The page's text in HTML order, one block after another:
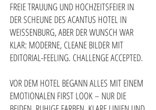
FREIE TRAUUNG UND HOCHZEITSFEIER IN
DER SCHEUNE DES ACANTUS HOTEL IN
WEISSENBURG, ABER DER WUNSCH WAR
KLAR: MODERNE, CLEANE BILDER MIT
EDITORIAL-FEELING. CHALLENGE ACCEPTED.
VOR DEM HOTEL BEGANN ALLES MIT EINEM
EMOTIONALEN FIRST LOOK – NUR DIE